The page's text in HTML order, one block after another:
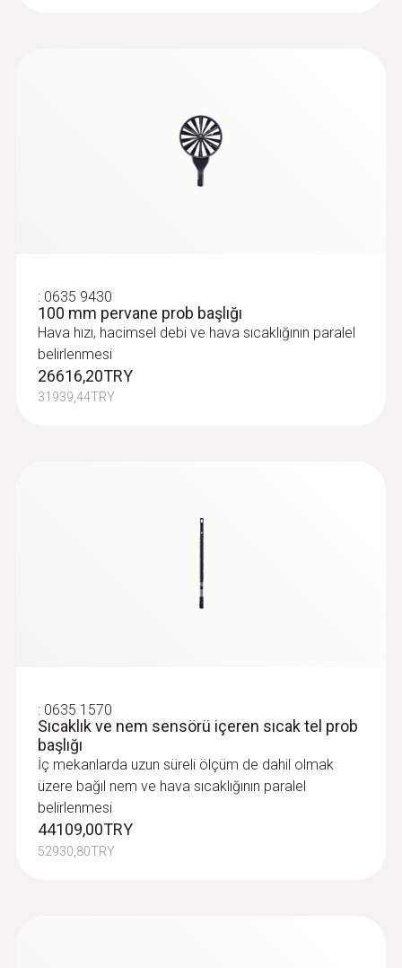
: 0635 9430
100 mm pervane prob başlığı
Hava hızı, hacimsel debi ve hava sıcaklığının paralel
belirlenmesi
26616,20TRY
31939,44TRY
: 0635 1570
Sıcaklık ve nem sensörü içeren sıcak tel prob
başlığı
İç mekanlarda uzun süreli ölçüm de dahil olmak
üzere bağıl nem ve hava sıcaklığının paralel
belirlenmesi
44109,00TRY
52930,80TRY